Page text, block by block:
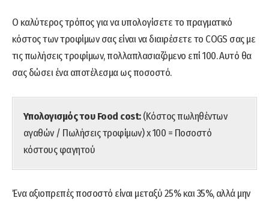
Ο καλύτερος τρόπος για να υπολογίσετε το πραγματικό
κόστος των τροφίμων σας είναι να διαιρέσετε το COGS σας με
τις πωλήσεις τροφίμων, πολλαπλασιαζόμενο επί 100. Αυτό θα
σας δώσει ένα αποτέλεσμα ως ποσοστό.
Υπολογισμός του Food cost:(Κόστος πωληθέντων
αγαθών / Πωλήσεις τροφίμων) x 100 = Ποσοστό
κόστους φαγητού
Ένα αξιοπρεπές ποσοστό είναι μεταξύ 25% και 35%, αλλά μην